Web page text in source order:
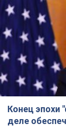
Конец эпохи
деле